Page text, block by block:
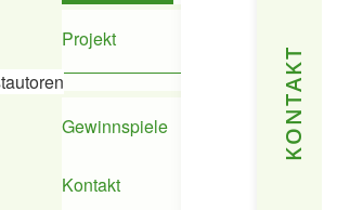
Projekt
Gewinnspiele
Kontakt
KONTAKT